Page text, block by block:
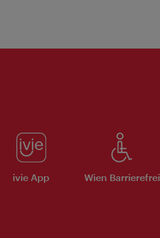
ivie App Wien Barrierefrei